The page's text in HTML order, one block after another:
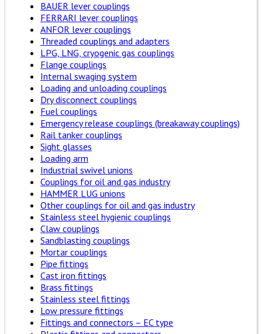
BAUER lever couplings
FERRARI lever couplings
ANFOR lever couplings
Threaded couplings and adapters
LPG, LNG, cryogenic gas couplings
Flange couplings
Internal swaging system
Loading and unloading couplings
Dry disconnect couplings
Fuel couplings
Emergency release couplings (breakaway couplings)
Rail tanker couplings
Sight glasses
Loading arm
Industrial swivel unions
Couplings for oil and gas industry
HAMMER LUG unions
Other couplings for oil and gas industry
Stainless steel hygienic couplings
Claw couplings
Sandblasting couplings
Mortar couplings
Pipe fittings
Cast iron fittings
Brass fittings
Stainless steel fittings
Low pressure fittings
Fittings and connectors – EC type